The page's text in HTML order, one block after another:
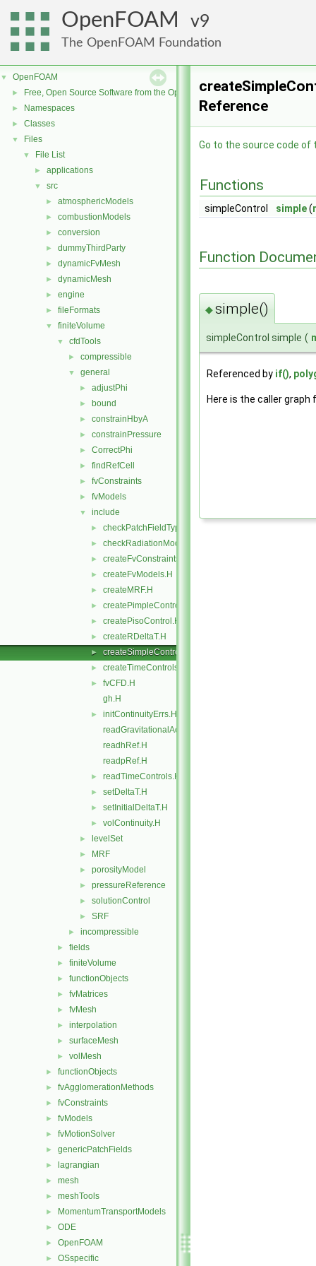
OpenFOAM 9
The OpenFOAM Foundation
▼ OpenFOAM
► Free, Open Source Software from the OpenFOAM Foundation
► Namespaces
► Classes
▼ Files
▼ File List
► applications
▼ src
► atmosphericModels
► combustionModels
► conversion
► dummyThirdParty
► dynamicFvMesh
► dynamicMesh
► engine
► fileFormats
▼ finiteVolume
▼ cfdTools
► compressible
▼ general
► adjustPhi
► bound
► constrainHbyA
► constrainPressure
► CorrectPhi
► findRefCell
► fvConstraints
► fvModels
▼ include
► checkPatchFieldTypes.H
► checkRadiationModel.H
► createFvConstraints.H
► createFvModels.H
► createMRF.H
► createPimpleControl.H
► createPisoControl.H
► createRDeltaT.H
► createSimpleControl.H
► createTimeControls.H
►
fvCFD.H
gh.H
►
initContinuityErrs.H
readGravitationalAcceleration.H
readhRef.H
readpRef.H
► readTimeControls.H
► setDeltaT.H
► setInitialDeltaT.H
► volContinuity.H
► levelSet
► MRF
► porosityModel
► pressureReference
► solutionControl
► SRF
► incompressible
► fields
► finiteVolume
► functionObjects
► fvMatrices
► fvMesh
► interpolation
► surfaceMesh
► volMesh
► functionObjects
► fvAgglomerationMethods
► fvConstraints
► fvModels
► fvMotionSolver
► genericPatchFields
► lagrangian
► mesh
► meshTools
► MomentumTransportModels
► ODE
► OpenFOAM
► OSspecific
Reference
Go to the source code of
Functions
simpleControl simple(
Function
◆simple()
simpleControl simple (
Referenced by if(),
Here is the caller